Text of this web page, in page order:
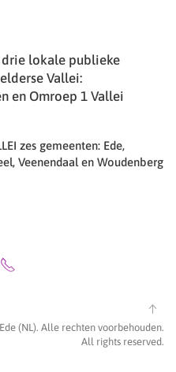
drie lokale publieke
Vallei:
en Omroep 1 Vallei
zes gemeenten: Ede,
Veenendaal en Woudenberg
(NL). Alle rechten voorbehouden.
All rights reserved.